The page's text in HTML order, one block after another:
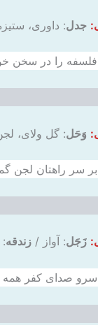
جدل: داوری،
فلسفه را در سخن
وَحَل: گل ولای،
بر سر راهتان لجن
زَجَل: آواز / زندقه
سرو صدای کفر همه